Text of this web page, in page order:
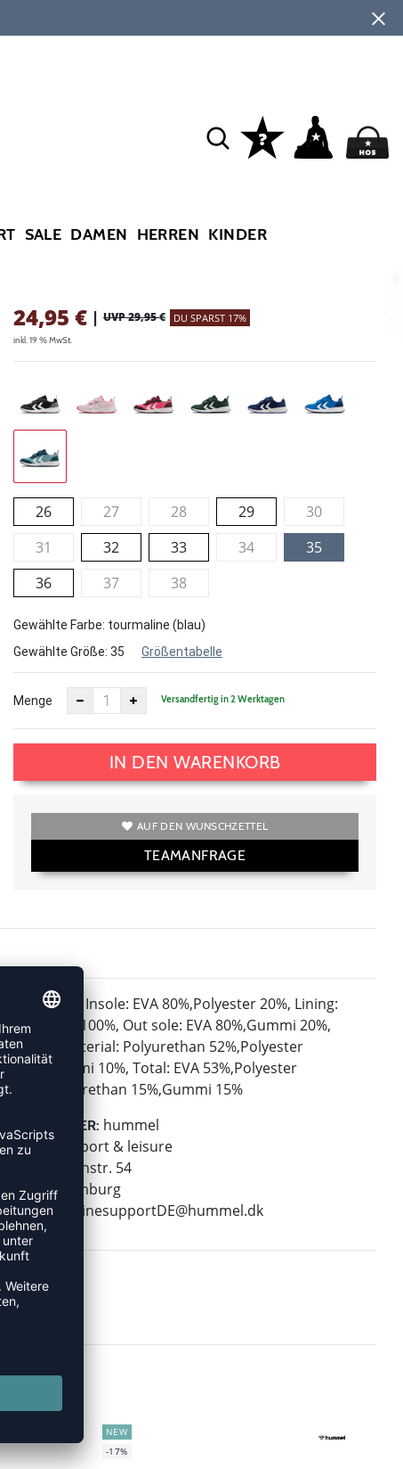
SALE DAMEN HERREN KINDER
24,95 € | UVP 29,95 € DU SPARST 17%
inkl. 19 % MwSt.
26 27 28 29
30
31
32 33 34
35
36
37 38
Gewählte Farbe: tourmaline (blau)
Gewählte Größe: 35 Größentabelle
Menge Versandfertig in 2 Werktagen
IN DEN WARENKORB
AUF DEN WUNSCHZETTEL
TEAMANFRAGE
MATERIAL:
Insole: EVA 80%,Polyester 20%, Lining:
Polyester 100%, Out sole: EVA 80%,Gummi 20%,
Upper material: Polyurethan 52%,Polyester
38%,Gummi 10%, Total: EVA 53%,Polyester
17%,Polyurethan 15%,Gummi 15%
HERSTELLER: hummel
hummel sport & leisure
Leverkusenstr. 54
22761 Hamburg
E-Mail:
onlinesupportDE@hummel.dk
NEW
-17%